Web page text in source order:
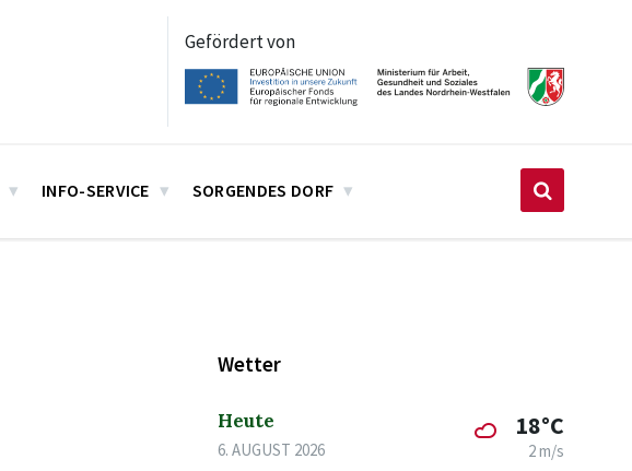
Gefördert von
INFO-SERVICE SORGENDES DORF
Wetter
Heute
6. AUGUST 2026
18°C
2 m/s